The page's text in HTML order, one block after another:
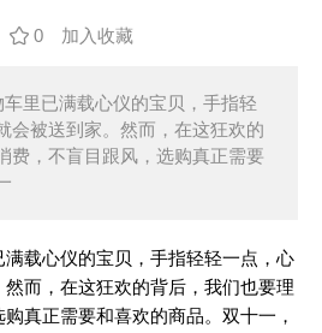
0 加入收藏
里已满载心仪的宝贝，手指轻
会被送到家。然而，在这狂欢的
费，不盲目跟风，选购真正需要
载心仪的宝贝，手指轻轻一点，心
而，在这狂欢的背后，我们也要理
真正需要和喜欢的商品。双十一，